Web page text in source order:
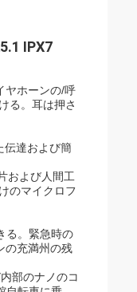
IPX7
ヤホーンの/呼
る。耳は押さ
伝達および簡
および人間工
のマイクロフ
る。緊急時の
の充満州の残
部のナノのコ